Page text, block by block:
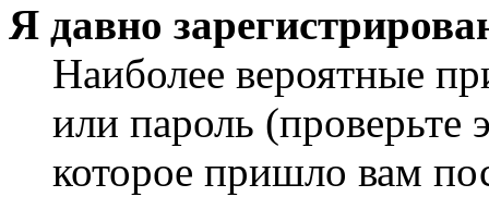
Я давно
Наиболее вероятные
или пароль (проверьте
которое пришло вам